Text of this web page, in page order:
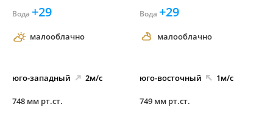
Вода +29
малооблачно
юго-западный 2м/с
748 мм рт.ст.
Вода +29
малооблачно
юго-восточный 1м/с
749 мм рт.ст.